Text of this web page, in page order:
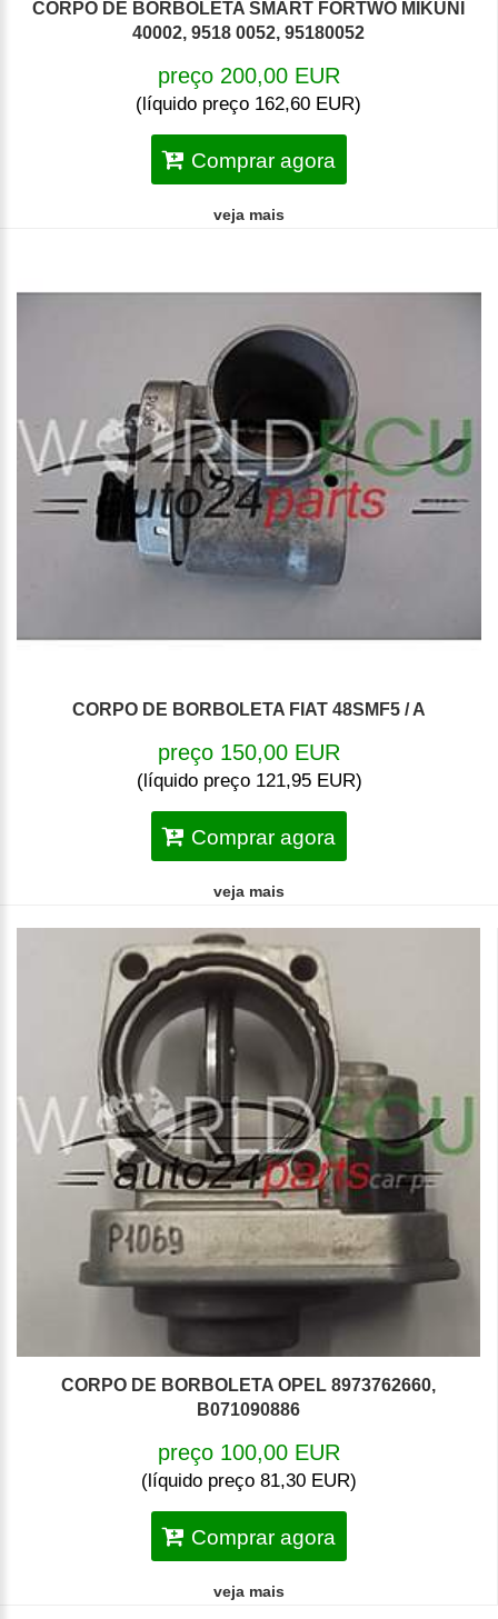
CORPO DE BORBOLETA SMART FORTWO MIKUNI
40002, 9518 0052, 95180052
preço 200,00 EUR
(líquido preço 162,60 EUR)
Comprar agora
veja mais
CORPO DE BORBOLETA FIAT 48SMF5 / A
preço 150,00 EUR
(líquido preço 121,95 EUR)
Comprar agora
veja mais
CORPO DE BORBOLETA OPEL 8973762660,
B071090886
preço 100,00 EUR
(líquido preço 81,30 EUR)
Comprar agora
veja mais